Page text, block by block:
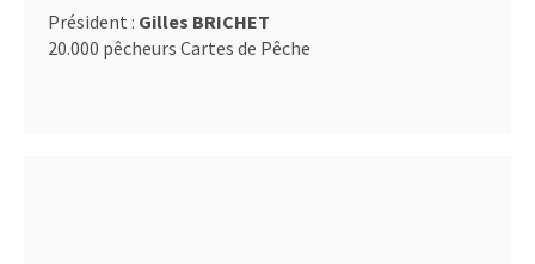
Président : Gilles BRICHET
20.000 pêcheurs Cartes de Pêche